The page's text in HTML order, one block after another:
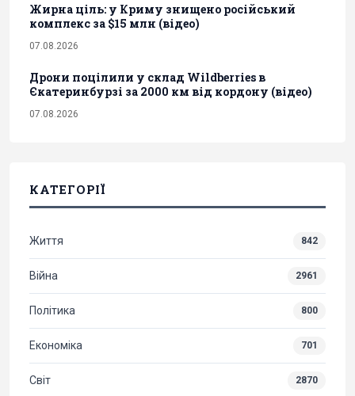
Жирна ціль: у Криму знищено російський
комплекс за $15 млн (відео)
07.08.2026
Дрони поцілили у склад Wildberries в
Єкатеринбурзі за 2000 км від кордону (відео)
07.08.2026
КАТЕГОРІЇ
Життя 842
Війна 2961
Політика 800
Економіка 701
Світ 2870